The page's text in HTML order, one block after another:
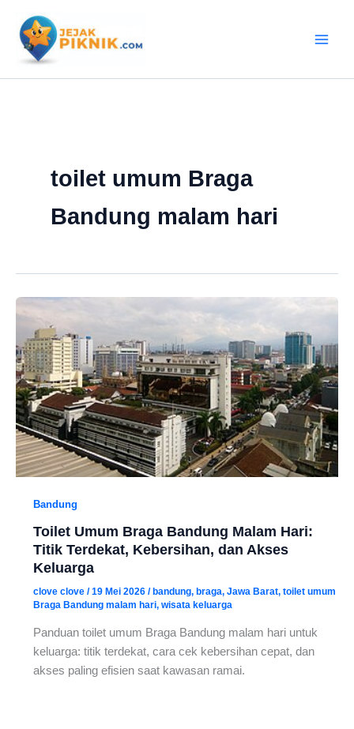
konten
toilet umum Braga
Bandung malam hari
Bandung
Toilet Umum Braga Bandung Malam Hari:
Titik Terdekat, Kebersihan, dan Akses
Keluarga
clove clove /19 Mei 2026 / bandung, braga, Jawa Barat, toilet umum
Braga Bandung malam hari, wisata keluarga
Panduan toilet umum Braga Bandung malam hari untuk
keluarga: titik terdekat, cara cek kebersihan cepat, dan
akses paling efisien saat kawasan ramai.